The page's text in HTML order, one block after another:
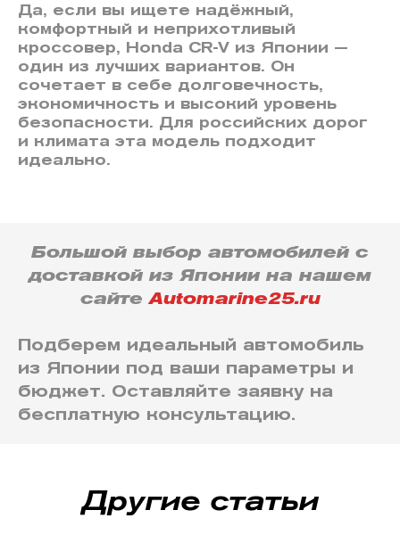
Да, если вы ищете надёжный,
комфортный и неприхотливый
кроссовер, Honda CR-V из Японии —
один из лучших вариантов. Он
сочетает в себе долговечность,
экономичность и высокий уровень
безопасности. Для российских дорог
и климата эта модель подходит
идеально.
Большой выбор автомобилей с
доставкой из Японии на нашем
сайтеAutomarine25.ru
Подберем идеальный автомобиль
из Японии под ваши параметры и
бюджет. Оставляйте заявку на
бесплатную консультацию.
Другие статьи